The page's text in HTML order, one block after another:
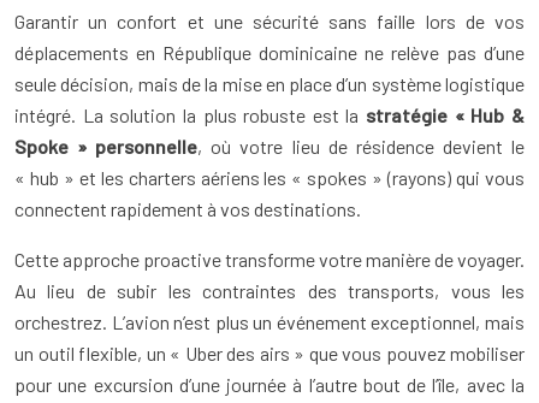
Garantir un confort et une sécurité sans faille lors de vos
déplacements en République dominicaine ne relève pas d’une
seule décision, mais de la mise en place d’un système logistique
intégré. La solution la plus robuste est la stratégie « Hub &
Spoke » personnelle, où votre lieu de résidence devient le
« hub » et les charters aériens les « spokes » (rayons) qui vous
connectent rapidement à vos destinations.
Cette approche proactive transforme votre manière de voyager.
Au lieu de subir les contraintes des transports, vous les
orchestrez. L’avion n’est plus un événement exceptionnel, mais
un outil flexible, un « Uber des airs » que vous pouvez mobiliser
pour une excursion d’une journée à l’autre bout de l’île, avec la